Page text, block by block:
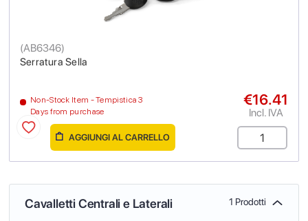
Serratura Sella
(AB6346)
Non-Stock Item - Tempistica 3
Days from purchase
€16.41
Incl. IVA
AGGIUNGI AL CARRELLO
Cavalletti Centrali e Laterali 1 Prodotti